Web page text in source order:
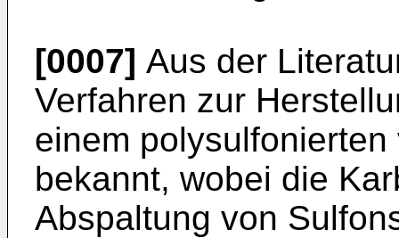
[0007] Aus der
Verfahren zur
einem
bekannt, wobei die
Abspaltung von